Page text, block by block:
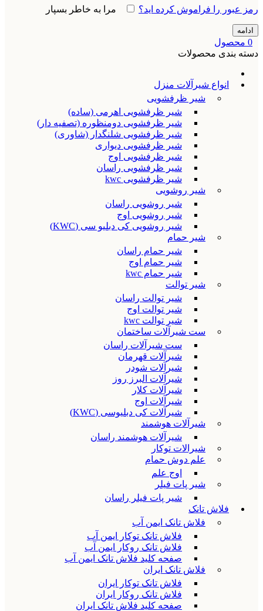
رمز عبور را فراموش کرده اید؟ مرا به خاطر بسپار
ادامه
0 محصول
دسته بندی محصولات
انواع شیرآلات منزل
شیر ظرفشویی
شیر ظرفشویی اهرمی (ساده)
شیر ظرفشویی دومنظوره (تصفیه دار)
شیر ظرفشویی شلنگدار (شاوری)
شیر ظرفشویی دیواری
شیر ظرفشویی اوج
شیر ظرفشویی راسان
شیر ظرفشویی kwc
شیر روشویی
شیر روشویی راسان
شیر روشویی اوج
شیر روشویی کی دبلیو سی (KWC)
شیر حمام
شیر حمام راسان
شیر حمام اوج
شیر حمام kwc
شیر توالت
شیر توالت راسان
شیر توالت اوج
شیر توالت kwc
ست شیرآلات ساختمان
ست شیرآلات راسان
شیرآلات قهرمان
شیرآلات شودر
شیرآلات البرز روز
شیرآلات کلار
شیرآلات اوج
شیرآلات کی دبلیوسی (KWC)
شیرآلات هوشمند
شیرآلات هوشمند راسان
شیرالات توکار
علم دوش حمام
اوج علم
شیر پات فیلر
شیر پات فیلر راسان
فلاش تانک
فلاش تانک ایمن آب
فلاش تانک توکار ایمن آب
فلاش تانک روکار ایمن آب
صفحه کلید فلاش تانک ایمن آب
فلاش تانک ایران
فلاش تانک توکار ایران
فلاش تانک روکار ایران
صفحه کلید فلاش تانک ایران